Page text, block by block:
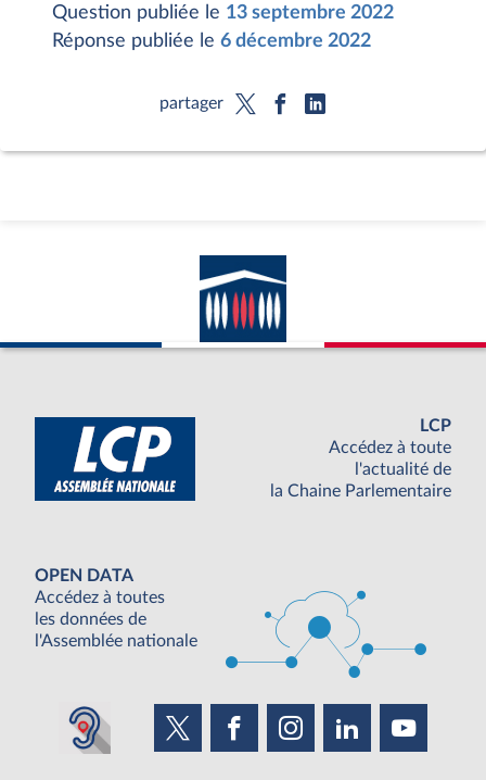
Question publiée le 13 septembre 2022
Réponse publiée le 6 décembre 2022
partager
LCP
Accédez à toute
l'actualité de
la Chaine Parlementaire
OPEN DATA
Accédez à toutes
les données de
l'Assemblée nationale